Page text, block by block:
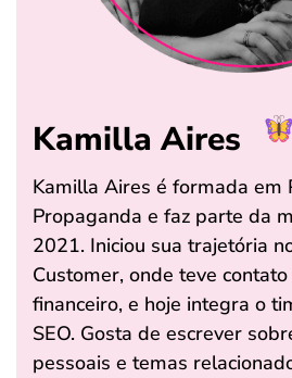
Kamilla Aires
Kamilla Aires é formada em
Propaganda e faz parte da
2021. Iniciou sua trajetória
Customer, onde teve
financeiro, e hoje integra o
SEO. Gosta de escrever
pessoais e temas